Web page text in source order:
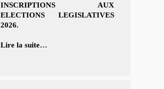
INSCRIPTIONS AUX
ELECTIONS LEGISLATIVES
2026.
Lire la suite…